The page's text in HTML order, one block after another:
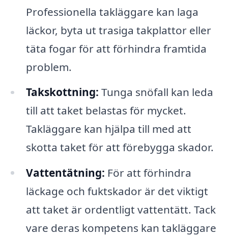
Professionella takläggare kan laga
läckor, byta ut trasiga takplattor eller
täta fogar för att förhindra framtida
problem.
Takskottning: Tunga snöfall kan leda
till att taket belastas för mycket.
Takläggare kan hjälpa till med att
skotta taket för att förebygga skador.
Vattentätning: För att förhindra
läckage och fuktskador är det viktigt
att taket är ordentligt vattentätt. Tack
vare deras kompetens kan takläggare